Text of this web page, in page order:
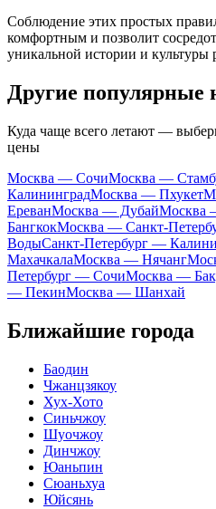
Соблюдение этих простых
комфортным и позволит
уникальной истории и культуры
Другие популярные
Куда чаще всего летают —
цены
Москва — СочиМосква —
КалининградМосква — Пхукет
ЕреванМосква — ДубайМосква
БангкокМосква — Санкт-
ВодыСанкт-Петербург —
МахачкалаМосква — Нячанг
Петербург — СочиМосква —
— ПекинМосква — Шанхай
Ближайшие города
Баодин
Чжанцзякоу
Хух-Хото
Синьчжоу
Шуочжоу
Динчжоу
Юаньпин
Сюаньхуа
Юйсянь